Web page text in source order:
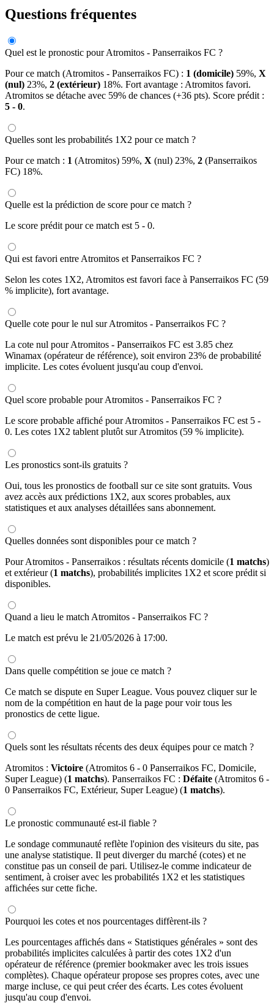
Questions fréquentes
Quel est le pronostic pour Atromitos - Panserraikos FC ?
Pour ce match (Atromitos - Panserraikos FC) : 1 (domicile) 59%, X
(nul) 23%, 2 (extérieur) 18%. Fort avantage : Atromitos favori.
Atromitos se détache avec 59% de chances (+36 pts). Score prédit :
5 - 0.
Quelles sont les probabilités 1X2 pour ce match ?
Pour ce match : 1 (Atromitos) 59%, X (nul) 23%, 2 (Panserraikos
FC) 18%.
Quelle est la prédiction de score pour ce match ?
Le score prédit pour ce match est 5 - 0.
Qui est favori entre Atromitos et Panserraikos FC ?
Selon les cotes 1X2, Atromitos est favori face à Panserraikos FC (59
% implicite), fort avantage.
Quelle cote pour le nul sur Atromitos - Panserraikos FC ?
La cote nul pour Atromitos - Panserraikos FC est 3.85 chez
Winamax (opérateur de référence), soit environ 23% de probabilité
implicite. Les cotes évoluent jusqu'au coup d'envoi.
Quel score probable pour Atromitos - Panserraikos FC ?
Le score probable affiché pour Atromitos - Panserraikos FC est 5 -
0. Les cotes 1X2 tablent plutôt sur Atromitos (59 % implicite).
Les pronostics sont-ils gratuits ?
Oui, tous les pronostics de football sur ce site sont gratuits. Vous
avez accès aux prédictions 1X2, aux scores probables, aux
statistiques et aux analyses détaillées sans abonnement.
Quelles données sont disponibles pour ce match ?
Pour Atromitos - Panserraikos : résultats récents domicile (1 matchs)
et extérieur (1 matchs), probabilités implicites 1X2 et score prédit si
disponibles.
Quand a lieu le match Atromitos - Panserraikos FC ?
Le match est prévu le 21/05/2026 à 17:00.
Dans quelle compétition se joue ce match ?
Ce match se dispute en Super League. Vous pouvez cliquer sur le
nom de la compétition en haut de la page pour voir tous les
pronostics de cette ligue.
Quels sont les résultats récents des deux équipes pour ce match ?
Atromitos : Victoire (Atromitos 6 - 0 Panserraikos FC, Domicile,
Super League) (1 matchs). Panserraikos FC : Défaite (Atromitos 6 -
0 Panserraikos FC, Extérieur, Super League) (1 matchs).
Le pronostic communauté est-il fiable ?
Le sondage communauté reflète l'opinion des visiteurs du site, pas
une analyse statistique. Il peut diverger du marché (cotes) et ne
constitue pas un conseil de pari. Utilisez-le comme indicateur de
sentiment, à croiser avec les probabilités 1X2 et les statistiques
affichées sur cette fiche.
Pourquoi les cotes et nos pourcentages diffèrent-ils ?
Les pourcentages affichés dans « Statistiques générales » sont des
probabilités implicites calculées à partir des cotes 1X2 d'un
opérateur de référence (premier bookmaker avec les trois issues
complètes). Chaque opérateur propose ses propres cotes, avec une
marge incluse, ce qui peut créer des écarts. Les cotes évoluent
jusqu'au coup d'envoi.